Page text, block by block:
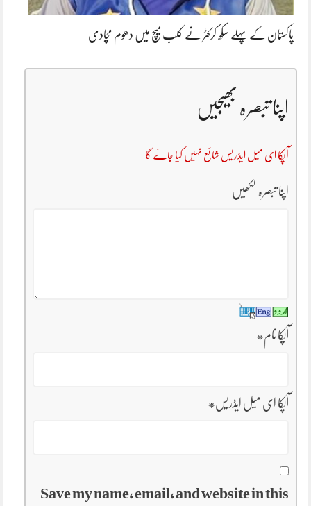
پاکستان کے پہلے سکھ کرکٹر نے کلب میچ میں دھوم مچادی
اپنا تبصرہ بھیجیں
آپکا ای میل ایڈریس شائع نہیں کیا جائے گا
اپنا تبصرہ لکھیں
آپکا نام*
آپکا ای میل ایڈریس*
Save my name, email, and website in this